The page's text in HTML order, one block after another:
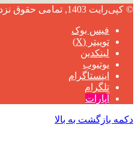
© کپی‌رایت 1403, تمامی حقوق نزد شرکت
فیس بوک
توییتر (X)
لینکدین
یوتیوب
اینستاگرام
تلگرام
آپارات
دکمه بازگشت به بالا